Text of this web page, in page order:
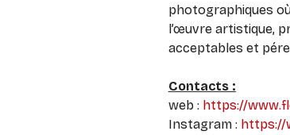
photographiques
l’œuvre artistique,
acceptables et
Contacts :
web : https://
Instagram : https://